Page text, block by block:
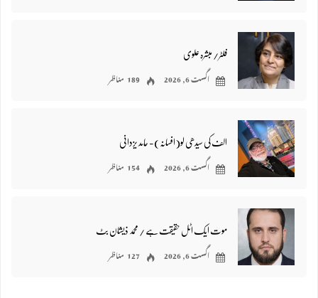
فلٹر/ مبشرہ علوی
اگست 6, 2026 189 مناظر
الف کی سیدھی لو(افسانہ)- حامد یزدانی
اگست 6, 2026 154 مناظر
موت ایک اٹل حقیقت ہے / محمد ذیشان بٹ
اگست 6, 2026 127 مناظر